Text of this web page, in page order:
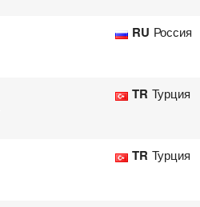
RU Россия
TR Турция
TR Турция